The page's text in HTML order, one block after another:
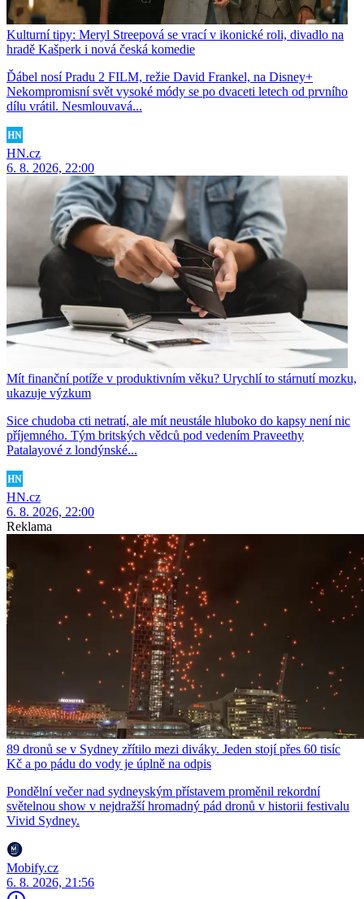
Kulturní tipy: Meryl Streepová se vrací v ikonické roli, divadlo na
hradě Kašperk i nová česká komedie
Ďábel nosí Pradu 2 FILM, režie David Frankel, na Disney+
Nekompromisní svět vysoké módy se po dvaceti letech od prvního
dílu vrátil. Nesmlouvavá...
HN.cz
6. 8. 2026, 22:00
Mít finanční potíže v produktivním věku? Urychlí to stárnutí mozku,
ukazuje výzkum
Sice chudoba cti netratí, ale mít neustále hluboko do kapsy není nic
příjemného. Tým britských vědců pod vedením Praveethy
Patalayové z londýnské...
HN.cz
6. 8. 2026, 22:00
Reklama
89 dronů se v Sydney zřítilo mezi diváky. Jeden stojí přes 60 tisíc
Kč a po pádu do vody je úplně na odpis
Pondělní večer nad sydneyským přístavem proměnil rekordní
světelnou show v nejdražší hromadný pád dronů v historii festivalu
Vivid Sydney.
Mobify.cz
6. 8. 2026, 21:56